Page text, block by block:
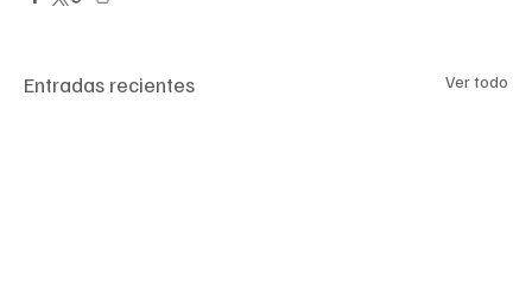
Entradas recientes Ver todo